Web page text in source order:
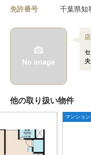
免許番号
千葉県知
夫
他の取り扱い物件
マンション